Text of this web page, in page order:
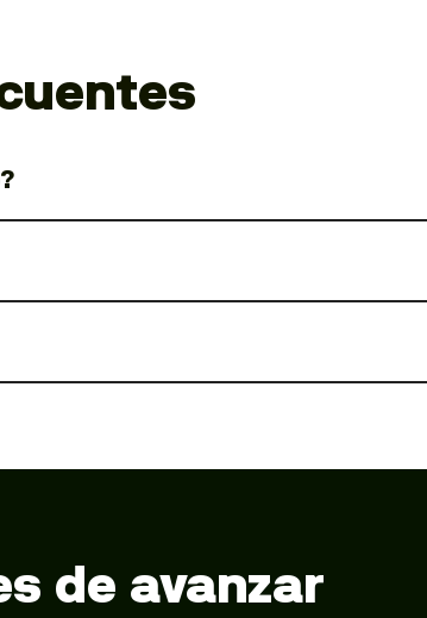
de avanzar